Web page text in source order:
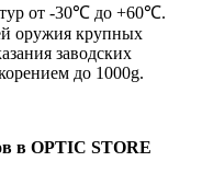
от -30℃ до +60℃.
оружия крупных
заводских
до 1000g.
в OPTIC STORE